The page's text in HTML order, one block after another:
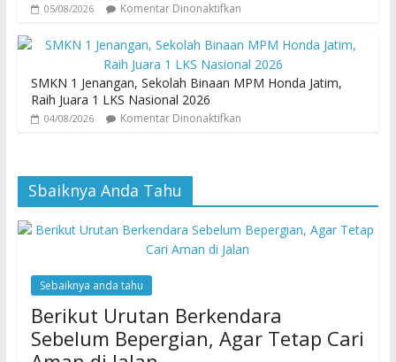
05/08/2026 Komentar Dinonaktifkan
SMKN 1 Jenangan, Sekolah Binaan MPM Honda Jatim,
Raih Juara 1 LKS Nasional 2026
04/08/2026 Komentar Dinonaktifkan
Sbaiknya Anda Tahu
Sebaiknya anda tahu
Berikut Urutan Berkendara
Sebelum Bepergian, Agar Tetap Cari